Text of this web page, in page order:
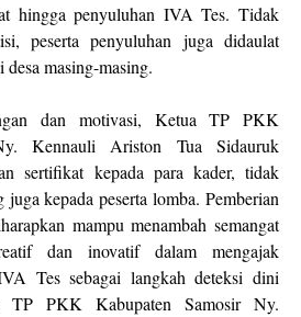
hingga penyuluhan IVA Tes. Tidak
peserta penyuluhan juga didaulat
masing-masing.
dan motivasi, Ketua TP PKK
Kennauli Ariston Tua Sidauruk
sertifikat kepada para kader, tidak
juga kepada peserta lomba. Pemberian
mampu menambah semangat
dan inovatif dalam mengajak
Tes sebagai langkah deteksi dini
TP PKK Kabupaten Samosir Ny.